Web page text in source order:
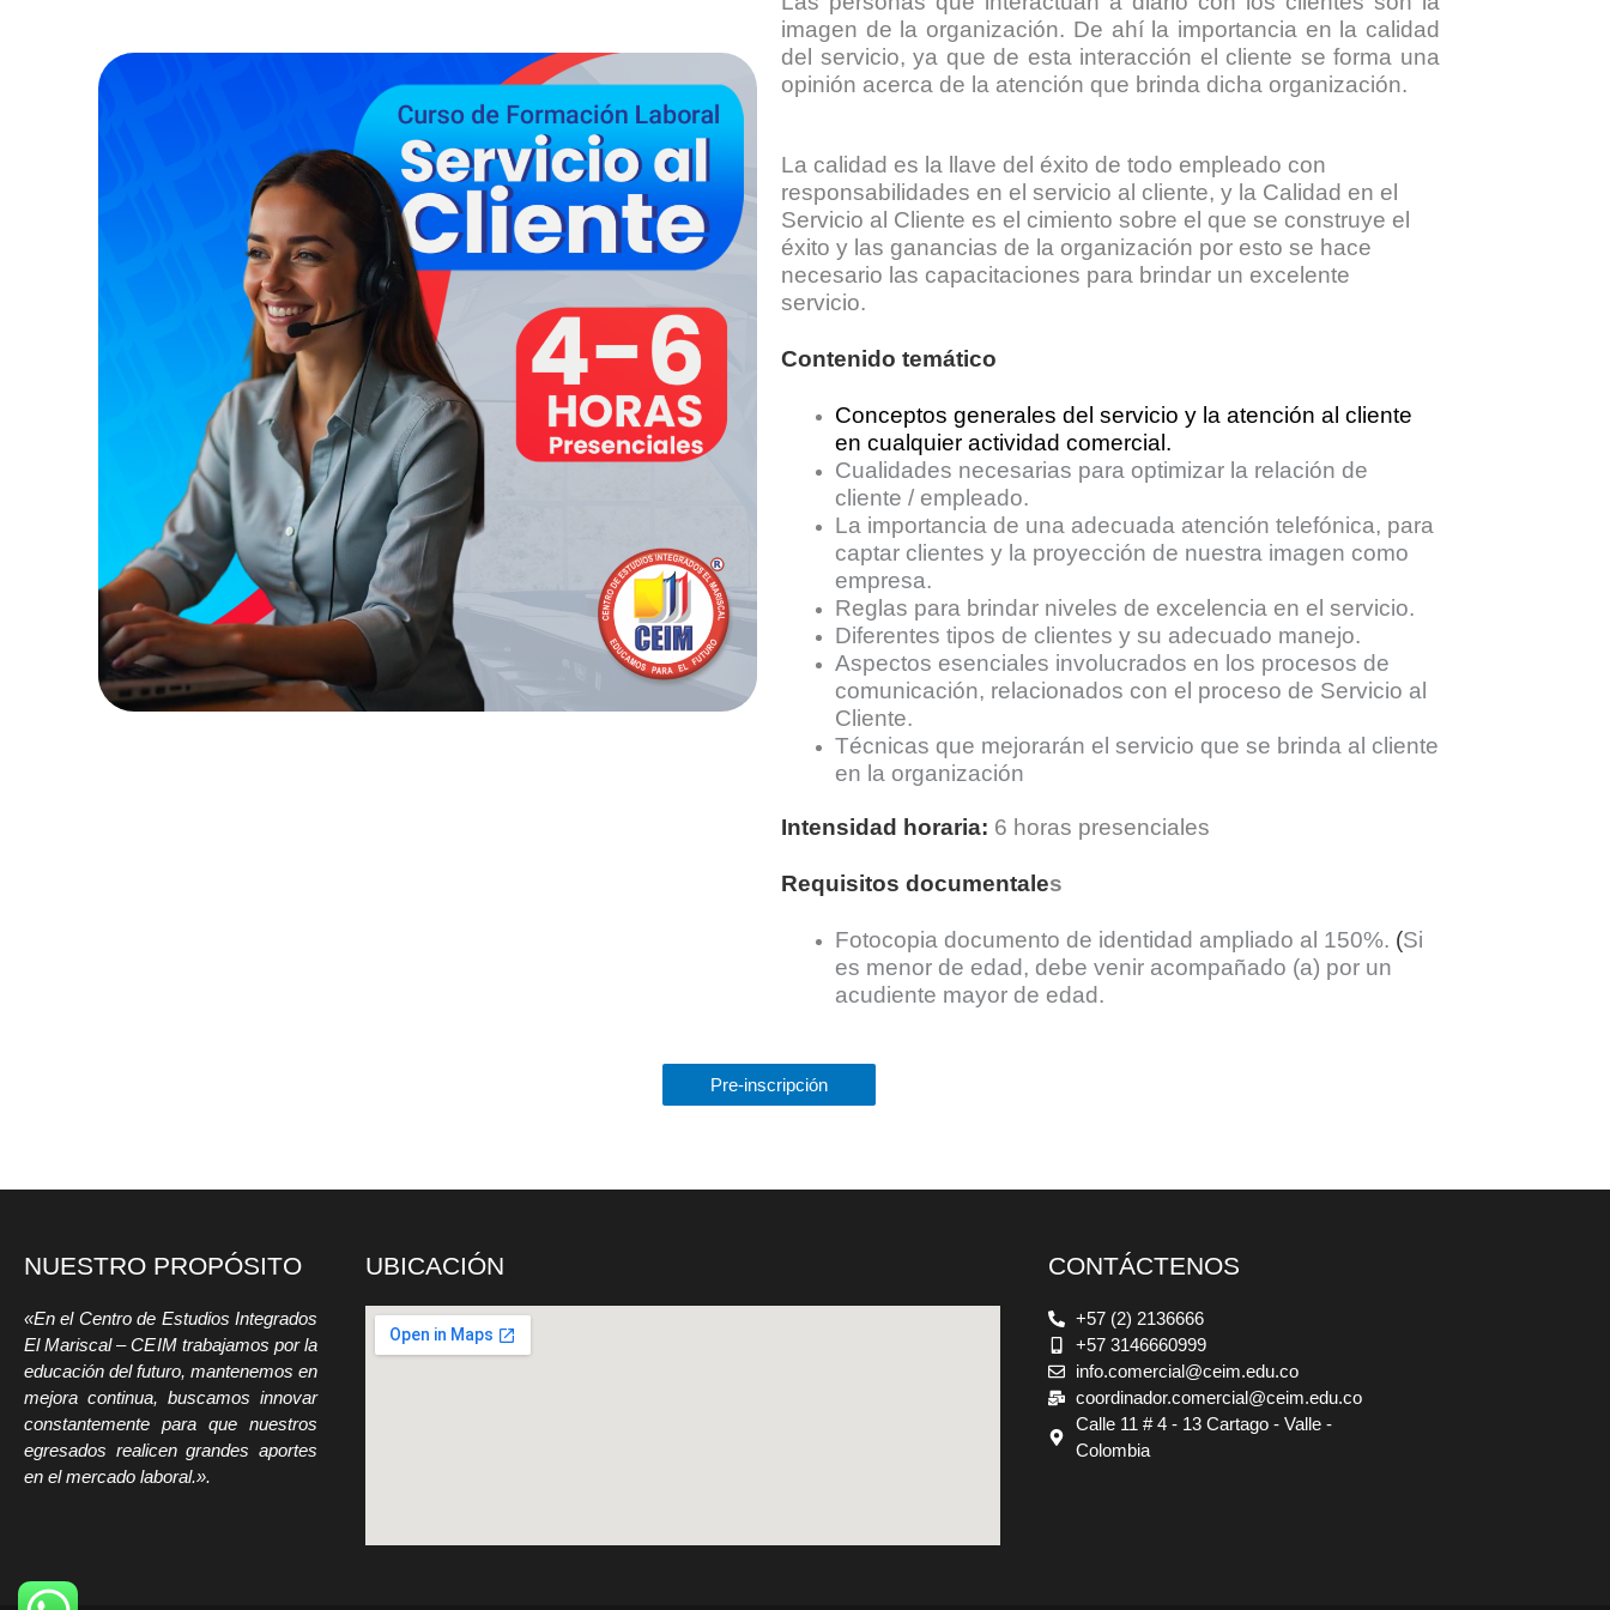
imagen de la organización. De ahí la importancia en la calidad
del servicio, ya que de esta interacción el cliente se forma una
opinión acerca de la atención que brinda dicha organización.
La calidad es la llave del éxito de todo empleado con
responsabilidades en el servicio al cliente, y la Calidad en el
Servicio al Cliente es el cimiento sobre el que se construye el
éxito y las ganancias de la organización por esto se hace
necesario las capacitaciones para brindar un excelente
servicio.
Contenido temático
Conceptos generales del servicio y la atención al cliente
en cualquier actividad comercial.
Cualidades necesarias para optimizar la relación de
cliente / empleado.
La importancia de una adecuada atención telefónica, para
captar clientes y la proyección de nuestra imagen como
empresa.
Reglas para brindar niveles de excelencia en el servicio.
Diferentes tipos de clientes y su adecuado manejo.
Aspectos esenciales involucrados en los procesos de
comunicación, relacionados con el proceso de Servicio al
Cliente.
Técnicas que mejorarán el servicio que se brinda al cliente
en la organización
Intensidad horaria: 6 horas presenciales
Requisitos documentales
Fotocopia documento de identidad ampliado al 150%. (Si
es menor de edad, debe venir acompañado (a) por un
acudiente mayor de edad.
Pre-inscripción
NUESTRO PROPÓSITO
«En el Centro de Estudios Integrados
El Mariscal – CEIM trabajamos por la
educación del futuro, mantenemos en
mejora continua, buscamos innovar
constantemente para que nuestros
egresados realicen grandes aportes
en el mercado laboral.».
UBICACIÓN CONTÁCTENOS
+57 (2) 2136666
+57 3146660999
info.comercial@ceim.edu.co
coordinador.comercial@ceim.edu.co
Calle 11 # 4 - 13 Cartago - Valle -
Colombia